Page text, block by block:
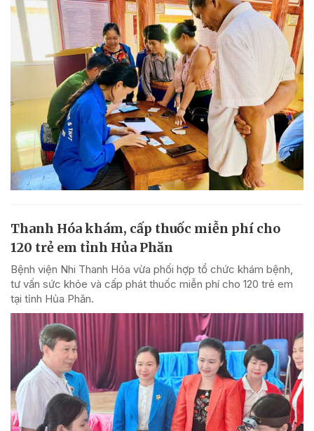
Thanh Hóa khám, cấp thuốc miễn phí cho
120 trẻ em tỉnh Hủa Phăn
Bệnh viện Nhi Thanh Hóa vừa phối hợp tổ chức khám bệnh,
tư vấn sức khỏe và cấp phát thuốc miễn phí cho 120 trẻ em
tại tỉnh Hủa Phăn.